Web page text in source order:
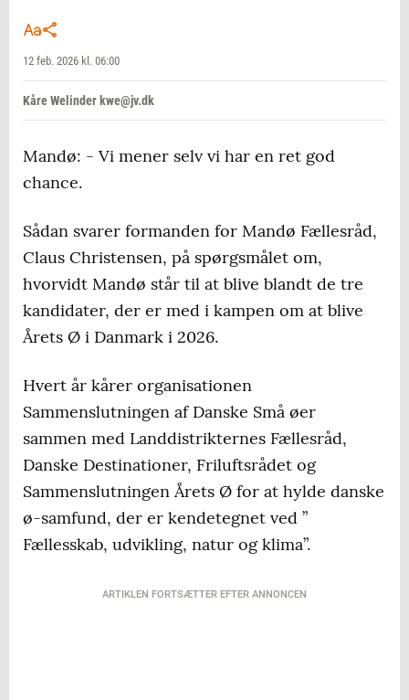
12 feb. 2026 kl. 06:00
Kåre Welinder kwe@jv.dk
Mandø: - Vi mener selv vi har en ret god
chance.
Sådan svarer formanden for Mandø Fællesråd,
Claus Christensen, på spørgsmålet om,
hvorvidt Mandø står til at blive blandt de tre
kandidater, der er med i kampen om at blive
Årets Ø i Danmark i 2026.
Hvert år kårer organisationen
Sammenslutningen af Danske Små øer
sammen med Landdistrikternes Fællesråd,
Danske Destinationer, Friluftsrådet og
Sammenslutningen Årets Ø for at hylde danske
ø-samfund, der er kendetegnet ved ”
Fællesskab, udvikling, natur og klima”.
ARTIKLEN FORTSÆTTER EFTER ANNONCEN